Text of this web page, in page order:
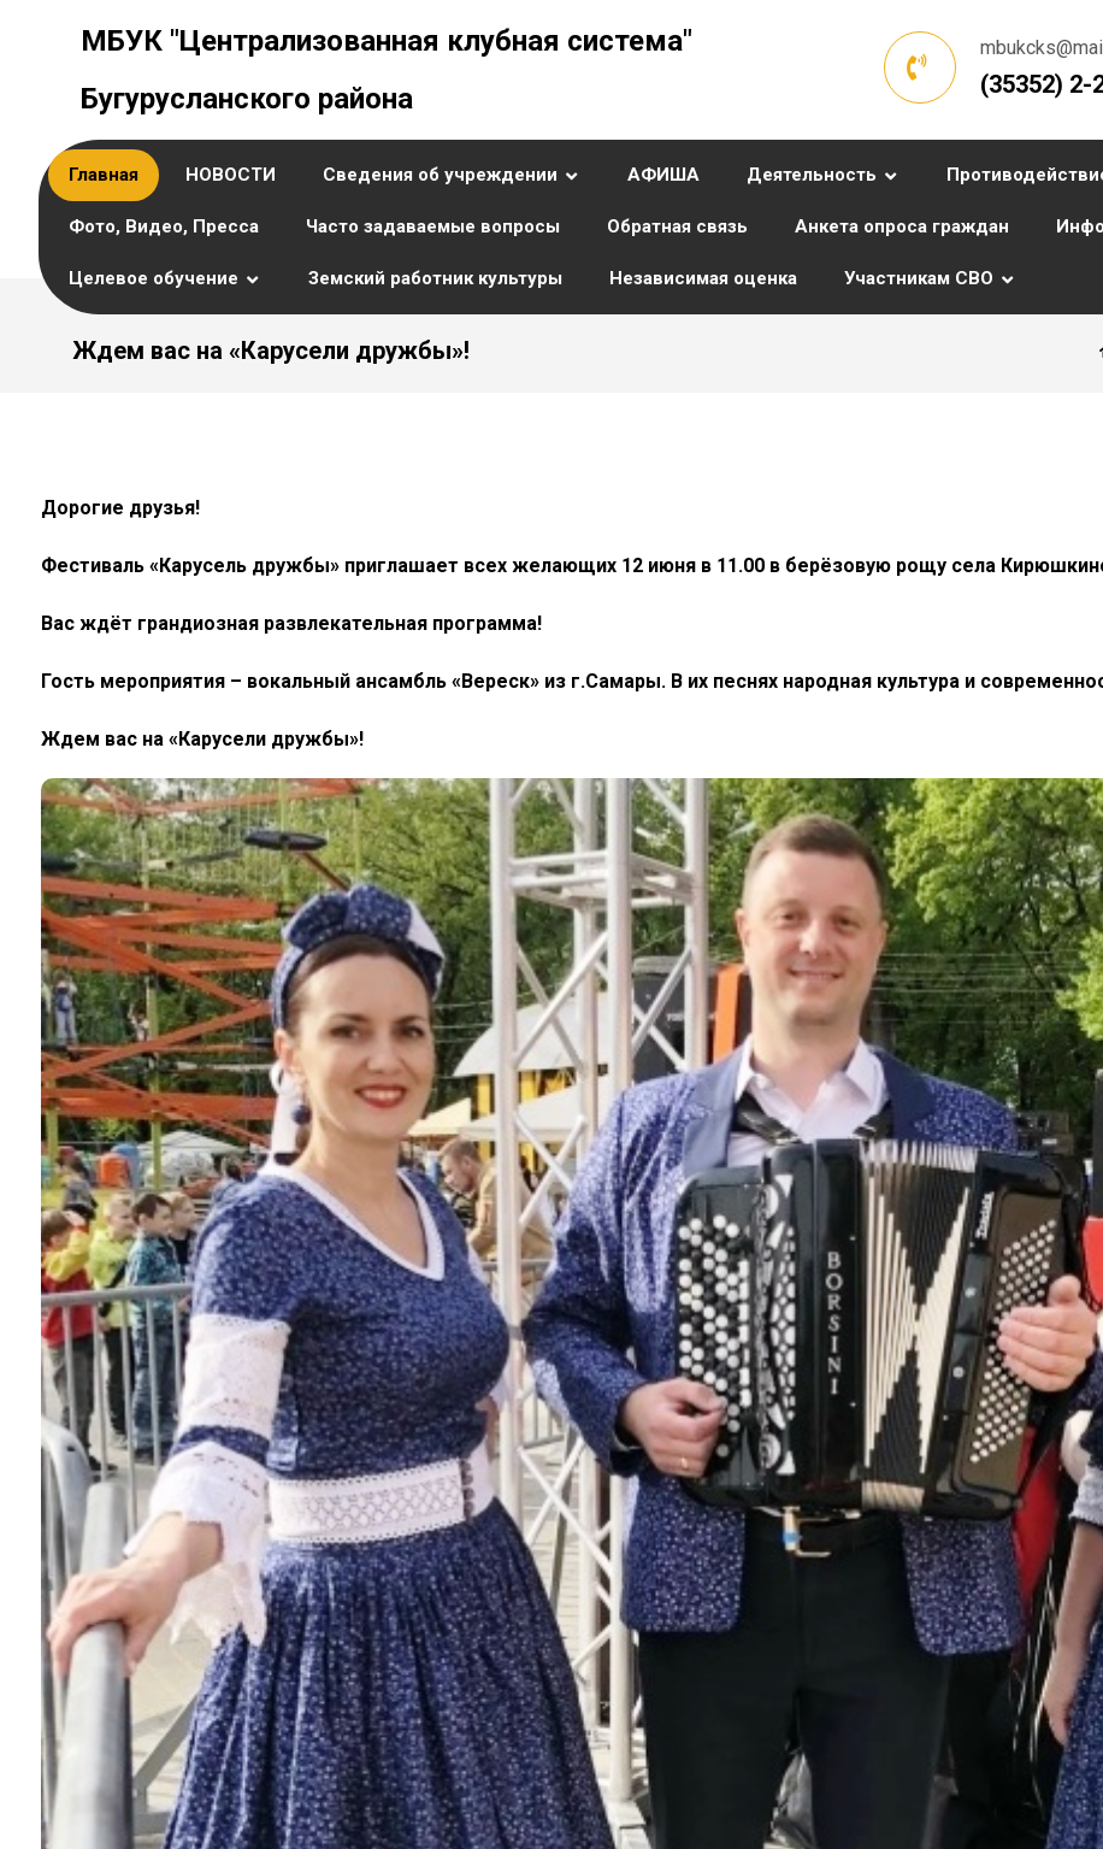
МБУК "Централизованная клубная система"
Бугурусланского района
(35352) 2-
Главная НОВОСТИ Сведения об учреждении АФИША Деятельность
Фото, Видео, Пресса Часто задаваемые вопросы Обратная связь Анкета опроса граждан
Целевое обучение Земский работник культуры Независимая оценка Участникам СВО
Ждем вас на «Карусели дружбы»!
Дорогие друзья!
Фестиваль «Карусель дружбы» приглашает всех желающих 12 июня в 11.00 в берёзовую рощу села
Вас ждёт грандиозная развлекательная программа!
Гость мероприятия – вокальный ансамбль «Вереск» из г.Самары. В их песнях народная культура и
Ждем вас на «Карусели дружбы»!